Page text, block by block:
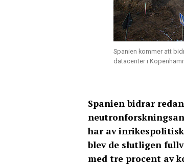
Spanien kommer att
datacenter i
Spanien bidrar
har av
blev de slutligen
med tre procent av